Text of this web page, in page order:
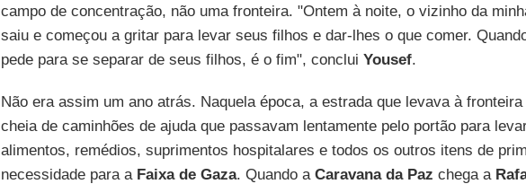
campo de concentração, não uma fronteira. "Ontem à noite, o vizinho da
saiu e começou a gritar para levar seus filhos e dar-lhes o que comer.
pede para se separar de seus filhos, é o fim", conclui Yousef.
Não era assim um ano atrás. Naquela época, a estrada que levava à
cheia de caminhões de ajuda que passavam lentamente pelo portão para
alimentos, remédios, suprimentos hospitalares e todos os outros itens de
necessidade para a Faixa de Gaza. Quando a Caravana da Paz chega a